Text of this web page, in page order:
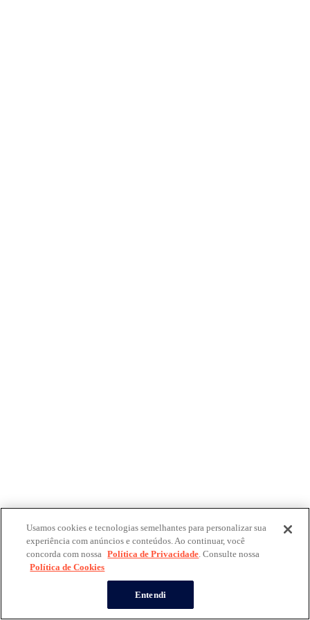
Usamos cookies e tecnologias semelhantes para personalizar sua
experiência com anúncios e conteúdos. Ao continuar, você
concorda com nossa Política de Privacidade. Consulte nossa
Política de Cookies
Entendi